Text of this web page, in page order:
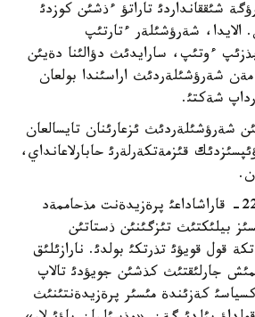
شئققانداردئ تاراتؤ ءذشئن كوزدئ
الايدا، شةرؤشئلةر ءتارتئپ
ءوتئپ، سارايدئث دؤالئنا دةيئن
شةرؤشئلةردئث اراسئندا بولعان
شةرؤشئلةردئث ئزعارئنان تايسالعان
قئزمةتكةرلةرئ حابارلاعانداي،
مئسئرداعئ بذل تولقؤعا 22- قاراشاداعئ پرةزيدةنت مذحاممةد
بيلئكتئث تئزگئنئن ذستاتئن
قول قويؤئ تذرتكئ بولدئ. نارازئلئق
جارلئقتئث كذشئن جويؤدئ تالاپ
كةزئندة مئسئر پرةزيدةنتئنئث